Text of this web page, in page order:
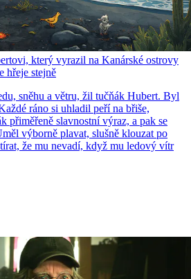
který vyrazil na Kanárské ostrovy
hřeje stejně
sněhu a větru, žil tučňák Hubert. Byl
ráno si uhladil peří na břiše,
přiměřeně slavnostní výraz, a pak se
výborně plavat, slušně klouzat po
že mu nevadí, když mu ledový vítr